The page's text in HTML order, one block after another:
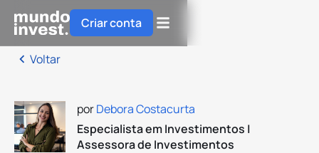
Criar conta
Voltar
porDebora Costacurta
Especialista em Investimentos |
Assessora de Investimentos